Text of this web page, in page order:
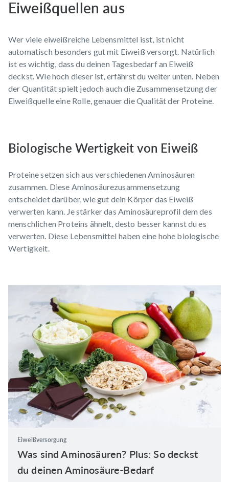
Eiweißquellen aus
Wer viele eiweißreiche Lebensmittel isst, ist nicht
automatisch besonders gut mit Eiweiß versorgt. Natürlich
ist es wichtig, dass du deinen Tagesbedarf an Eiweiß
deckst. Wie hoch dieser ist, erfährst du weiter unten. Neben
der Quantität spielt jedoch auch die Zusammensetzung der
Eiweißquelle eine Rolle, genauer die Qualität der Proteine.
Biologische Wertigkeit von Eiweiß
Proteine setzen sich aus verschiedenen Aminosäuren
zusammen. Diese Aminosäurezusammensetzung
entscheidet darüber, wie gut dein Körper das Eiweiß
verwerten kann. Je stärker das Aminosäureprofil dem des
menschlichen Proteins ähnelt, desto besser kannst du es
verwerten. Diese Lebensmittel haben eine hohe biologische
Wertigkeit.
Eiweißversorgung
Was sind Aminosäuren? Plus: So deckst
du deinen Aminosäure-Bedarf